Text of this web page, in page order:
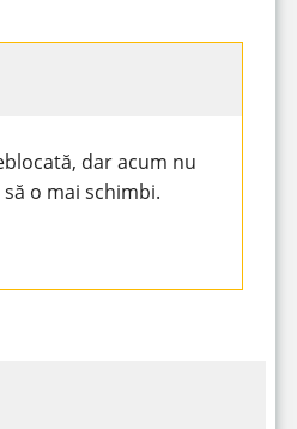
dar acum nu
o mai schimbi.